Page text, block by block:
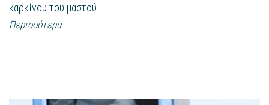
καρκίνου του μαστού.
Περισσότερα